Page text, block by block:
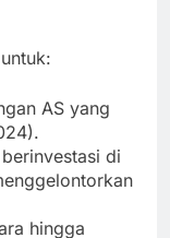
AS yang
di
hingga